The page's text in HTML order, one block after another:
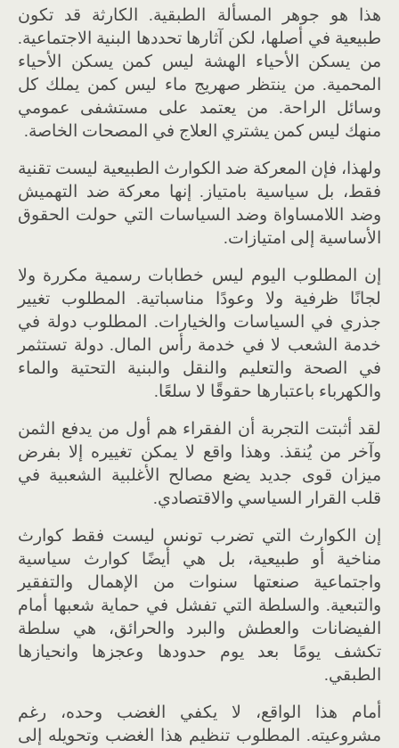
هذا هو جوهر المسألة الطبقية. الكارثة قد تكون
طبيعية في أصلها، لكن آثارها تحددها البنية الاجتماعية.
من يسكن الأحياء الهشة ليس كمن يسكن الأحياء
المحمية. من ينتظر صهريج ماء ليس كمن يملك كل
وسائل الراحة. من يعتمد على مستشفى عمومي
منهك ليس كمن يشتري العلاج في المصحات الخاصة.
ولهذا، فإن المعركة ضد الكوارث الطبيعية ليست تقنية
فقط، بل سياسية بامتياز. إنها معركة ضد التهميش
وضد اللامساواة وضد السياسات التي حولت الحقوق
الأساسية إلى امتيازات.
إن المطلوب اليوم ليس خطابات رسمية مكررة ولا
لجانًا ظرفية ولا وعودًا مناسباتية. المطلوب تغيير
جذري في السياسات والخيارات. المطلوب دولة في
خدمة الشعب لا في خدمة رأس المال. دولة تستثمر
في الصحة والتعليم والنقل والبنية التحتية والماء
والكهرباء باعتبارها حقوقًا لا سلعًا.
لقد أثبتت التجربة أن الفقراء هم أول من يدفع الثمن
وآخر من يُنقذ. وهذا واقع لا يمكن تغييره إلا بفرض
ميزان قوى جديد يضع مصالح الأغلبية الشعبية في
قلب القرار السياسي والاقتصادي.
إن الكوارث التي تضرب تونس ليست فقط كوارث
مناخية أو طبيعية، بل هي أيضًا كوارث سياسية
واجتماعية صنعتها سنوات من الإهمال والتفقير
والتبعية. والسلطة التي تفشل في حماية شعبها أمام
الفيضانات والعطش والبرد والحرائق، هي سلطة
تكشف يومًا بعد يوم حدودها وعجزها وانحيازها
الطبقي.
أمام هذا الواقع، لا يكفي الغضب وحده، رغم
مشروعيته. المطلوب تنظيم هذا الغضب وتحويله إلى